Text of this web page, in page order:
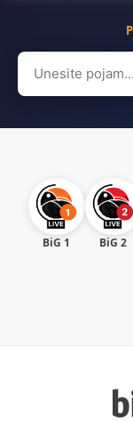
Search
for:
BiG 1 BiG 2